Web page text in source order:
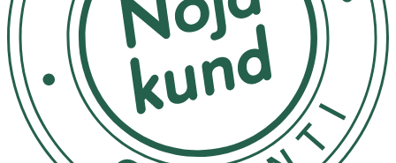
- Vid behov, upprepa processen för en extra
rengöringseffekt.
- Komplettera gärna med B2 Hair Serum
- Förvaras svalt och mörkt. Bör inte exponeras för direkt
solljus.